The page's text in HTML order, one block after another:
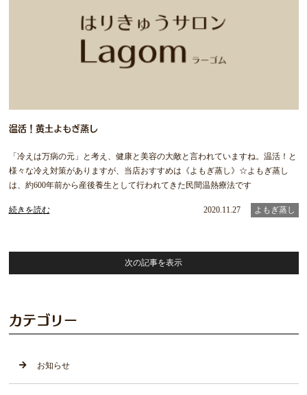
温活！黄土よもぎ蒸し
「冷えは万病の元」と考え、健康と美容の大敵と言われていますね。温活！と
様々な冷え対策がありますが、当店おすすめは《よもぎ蒸し》☆よもぎ蒸し
は、約600年前から産後養生として行われてきた民間温熱療法です
続きを読む 2020.11.27 よもぎ蒸し
次の記事を表示
カテゴリー
お知らせ